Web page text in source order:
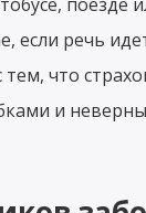
если речь
тем, что
и